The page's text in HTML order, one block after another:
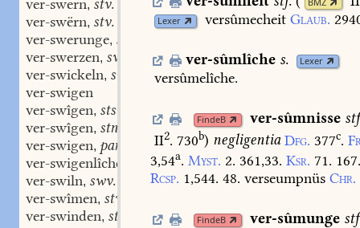
ver-swern, stv.
ver-swërn, stv.
ver-swerunge, stf.
ver-swerzen, swv.
ver-swickeln, swv.
ver-swigen
ver-swîgen, stswv.
ver-swîgen, stn.
ver-swigen, part. adj.
ver-swigenlîchen
adv.
ver-swiln, swv.
ver-swîmen, stv.
ver-swinden, stv.
BMZ
Lexer versûmecheit Glaub.
ver-sûmlîche s. Lexer
versûmelîche.
FindeB ver-sûmnisse
II2. 730b) negligentia Dfg. 377c.
3,54a. Myst. 2. 361,33. Ksr. 71.
Rcsp. 1,544. 48. verseumpnüs Chr.
FindeB ver-sûmunge